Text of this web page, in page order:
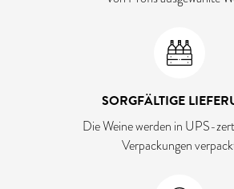
SORGFÄLTIGE
Die Weine werden in UPS-
Verpackungen